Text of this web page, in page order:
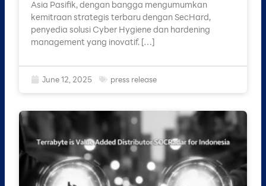
Asia Pasifik, dengan bangga mengumumkan
kemitraan strategis terbaru dengan SecHard,
penyedia solusi Cyber Hygiene dan hardening
management yang inovatif. […]
June 12, 2025 press release